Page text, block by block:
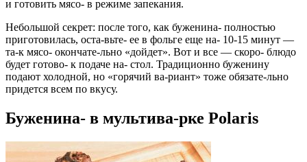
и готовить мясо- в режиме запекания.
Небольшой секрет: после того, как буженина- полностью
приготовилась, оста-вьте- ее в фольге еще на- 10-15 минут —
та-к мясо- окончате-льно «дойдет». Вот и все — скоро- блюдо
будет готово- к подаче на- стол. Традиционно буженину
подают холодной, но «горячий ва-риант» тоже обязате-льно
придется всем по вкусу.
Буженина- в мультива-рке Polaris